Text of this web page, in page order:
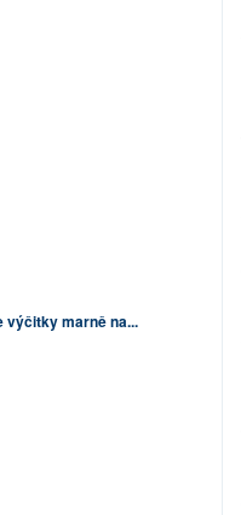
výčitky marně na...